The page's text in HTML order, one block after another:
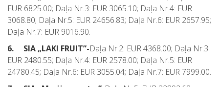
EUR 6825.00; Daļa Nr.3: EUR 3065.10; Daļa Nr.4: EUR
3068.80; Daļa Nr.5: EUR 24656.83; Daļa Nr.6: EUR 2657.95;
Daļa Nr.7: EUR 9016.90.
6. SIA „LAKI FRUIT”-Daļa Nr.2: EUR 4368.00; Daļa Nr.3:
EUR 2480.55; Daļa Nr.4: EUR 2578.00; Daļa Nr.5: EUR
24780.45; Daļa Nr.6: EUR 3055.04; Daļa Nr.7: EUR 7999.00.